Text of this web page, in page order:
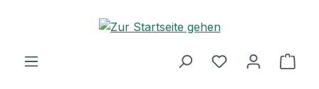
Zum Hauptinhalt springen